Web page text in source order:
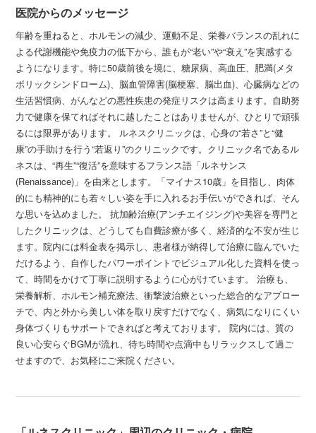
医院からのメッセージ
年齢を重ねると、ホルモンの減少、運動不足、栄養バランスの乱れに
よる代謝機能や免疫力の低下から、誰もが“老い”や“衰え”を実感する
ようになります。特に50歳前後を境に、糖尿病、高血圧、肥満(メタ
ボリックシンドローム)、脳血管障害(脳梗塞、脳出血)、心臓病などの
生活習慣病、がんなどの悪性疾患の発症リスクは高まります。自助努
力で健康を保てればそれに越したことはありませんが、ひとりで頑張
るには限界があります。 ルネスクリニックは、心身の“若さ”と“健
康”の手助けを行う“若返り”のクリニックです。クリニック名であるル
ネスは、“再生”“復活”を意味するフランス語「ルネサンス
(Renaissance)」を由来とします。「マイナス10歳」を目指し、肉体
的にも精神的にも若々しい姿を手に入れるお手伝いができれば、そん
な思いを込めました。 抗加齢治療(アンチエイジング)や美容を専門と
したクリニックは、どうしても自費診療が多く、経済的な不安が生じ
ます。院内には料金表を掲示し、患者様が納得して治療に臨んでいた
だけるよう、自作したパワーポイントでビジュアル化した資料を使っ
て、時間をかけて丁寧に説明するように心がけています。 治療も、
栄養解析、ホルモン補充療法、衝撃波治療といった総合的なアプロー
チで、内と外から美しい体を取り戻すだけでなく、病気になりにくい
身体づくりもサポートできればと考えております。 院内には、質の
良い心安らぐBGMが流れ、待ち時間や点滴中もリラックスして過ご
せますので、お気軽にご来院ください。